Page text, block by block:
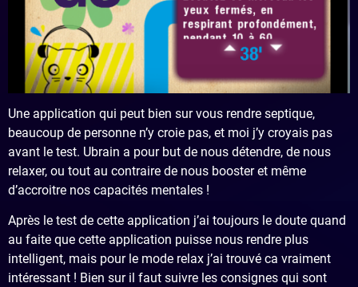
Une application qui peut bien sur vous rendre septique,
beaucoup de personne n’y croie pas, et moi j’y croyais pas
avant le test. Ubrain a pour but de nous détendre, de nous
relaxer, ou tout au contraire de nous booster et même
d’accroitre nos capacités mentales !
Après le test de cette application j’ai toujours le doute quand
au faite que cette application puisse nous rendre plus
intelligent, mais pour le mode relax j’ai trouvé ca vraiment
intéressant ! Bien sur il faut suivre les consignes qui sont